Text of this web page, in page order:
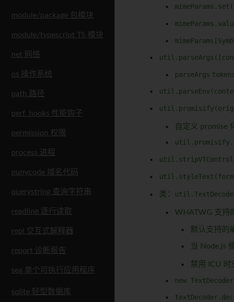
module/package 包模块
module/typescript TS 模块
net 网络
os 操作系统
path 路径
perf_hooks 性能钩子
permission 权限
process 进程
punycode 域名代码
querystring 查询字符串
readline 逐行读取
repl 交互式解释器
report 诊断报告
sea 单个可执行应用程序
sqlite 轻型数据库
parseArgs
自定义 promise
类：
WHATWG 支持
默认支持的
当 Node.js
禁用 ICU 时
new